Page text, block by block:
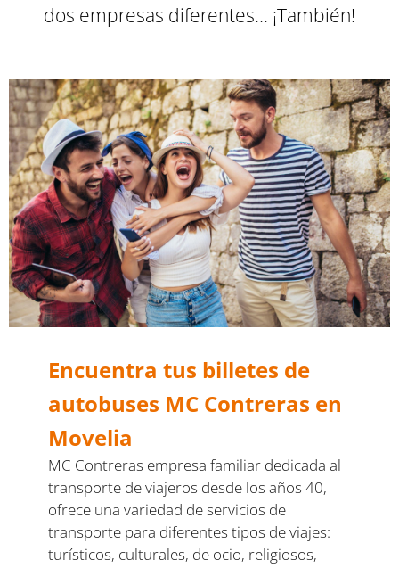
dos empresas diferentes... ¡También!
Encuentra tus billetes de
autobuses MC Contreras en
Movelia
MC Contreras empresa familiar dedicada al
transporte de viajeros desde los años 40,
ofrece una variedad de servicios de
transporte para diferentes tipos de viajes:
turísticos, culturales, de ocio, religiosos,